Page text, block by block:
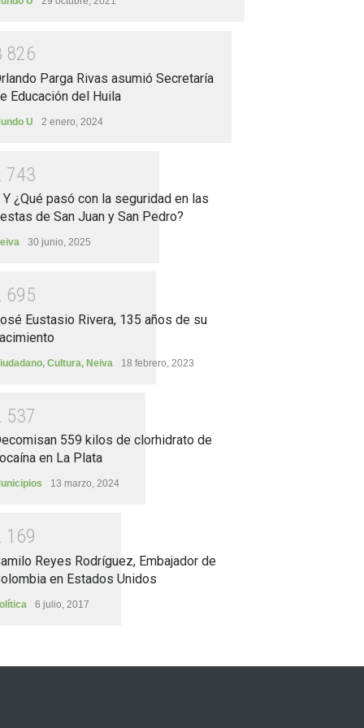
826
Parga Rivas asumió Secretaría
Educación del Huila
U 2 enero, 2024
743
Y ¿Qué pasó con la seguridad en las
de San Juan y San Pedro?
30 junio, 2025
695
Eustasio Rivera, 135 años de su
, Cultura, Neiva 18 febrero, 2023
537
559 kilos de clorhidrato de
en La Plata
13 marzo, 2024
1 69
Reyes Rodríguez, Embajador de
en Estados Unidos
6 julio, 2017